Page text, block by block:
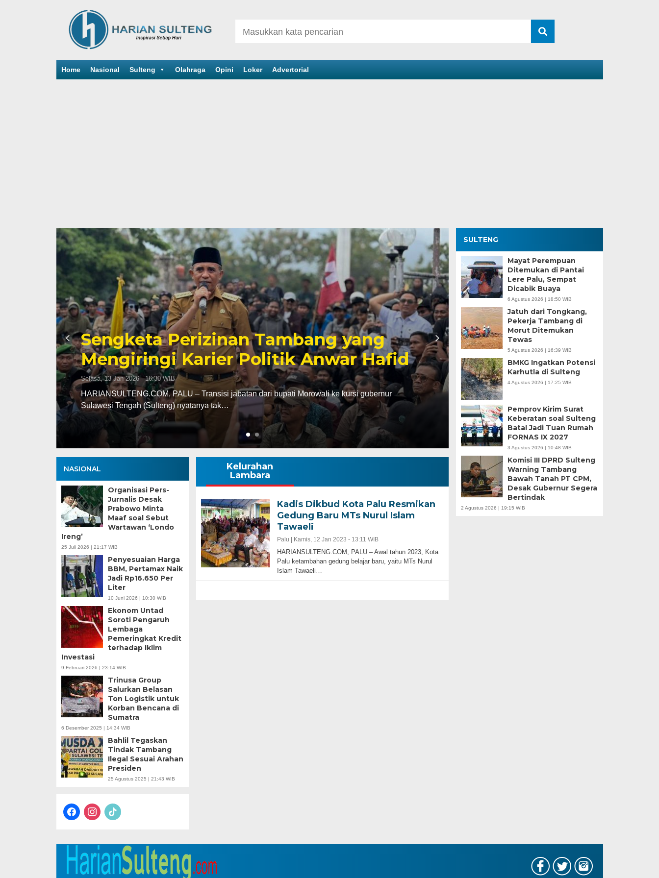
Home Nasional Sulteng Olahraga Opini Loker Advertorial
Sengketa Perizinan Tambang yang
Mengiringi Karier Politik Anwar Hafid
Selasa, 13 Jan 2026 - 16:30 WIB
HARIANSULTENG.COM, PALU – Transisi jabatan dari bupati Morowali ke kursi gubernur
Sulawesi Tengah (Sulteng) nyatanya tak…
Kesaksian Buruh
Industri Nikel di
Minggu, 5 Jan 2025 - 18:59 WIB
HARIANSULTENG.COM, MOROWALI – Industri
punggung ekspor nasional. Mantra hilirisasi terus…
NASIONAL
Organisasi Pers-
Jurnalis Desak
Prabowo Minta
Maaf soal Sebut
Wartawan ‘Londo
Ireng’
25 Juli 2026 | 21:17 WIB
Penyesuaian Harga
BBM, Pertamax Naik
Jadi Rp16.650 Per
Liter
10 Juni 2026 | 10:30 WIB
Ekonom Untad
Soroti Pengaruh
Lembaga
Pemeringkat Kredit
terhadap Iklim
Investasi
9 Februari 2026 | 23:14 WIB
Trinusa Group
Salurkan Belasan
Ton Logistik untuk
Korban Bencana di
Sumatra
6 Desember 2025 | 14:34 WIB
Bahlil Tegaskan
Tindak Tambang
Ilegal Sesuai Arahan
Presiden
25 Agustus 2025 | 21:43 WIB
facebookinstagram
tiktok
Kelurahan
Lambara
Kadis Dikbud Kota Palu Resmikan
Gedung Baru MTs Nurul Islam
Tawaeli
Palu | Kamis, 12 Jan 2023 - 13:11 WIB
HARIANSULTENG.COM, PALU – Awal tahun 2023, Kota
Palu ketambahan gedung belajar baru, yaitu MTs Nurul
Islam Tawaeli…
SULTENG
Mayat Perempuan
Ditemukan di Pantai
Lere Palu, Sempat
Dicabik Buaya
6 Agustus 2026 | 18:50 WIB
Jatuh dari Tongkang,
Pekerja Tambang di
Morut Ditemukan
Tewas
5 Agustus 2026 | 16:39 WIB
BMKG Ingatkan Potensi
Karhutla di Sulteng
4 Agustus 2026 | 17:25 WIB
Pemprov Kirim Surat
Keberatan soal Sulteng
Batal Jadi Tuan Rumah
FORNAS IX 2027
3 Agustus 2026 | 10:48 WIB
Komisi III DPRD Sulteng
Warning Tambang
Bawah Tanah PT CPM,
Desak Gubernur Segera
Bertindak
2 Agustus 2026 | 19:15 WIB